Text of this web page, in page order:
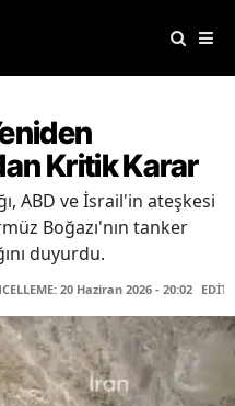
Kritik Karar
ABD ve İsrail'in ateşkesi
Boğazı'nın tanker
duyurdu.
20 Haziran 2026 - 20:02